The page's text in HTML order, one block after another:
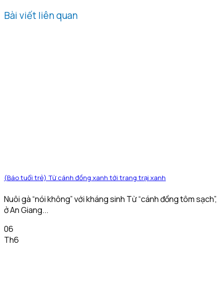
Bài viết liên quan
(Báo tuổi trẻ) Từ cánh đồng xanh tới trang trại xanh
Nuôi gà “nói không” với kháng sinh Từ “cánh đồng tôm sạch”,
ở An Giang...
06
Th6